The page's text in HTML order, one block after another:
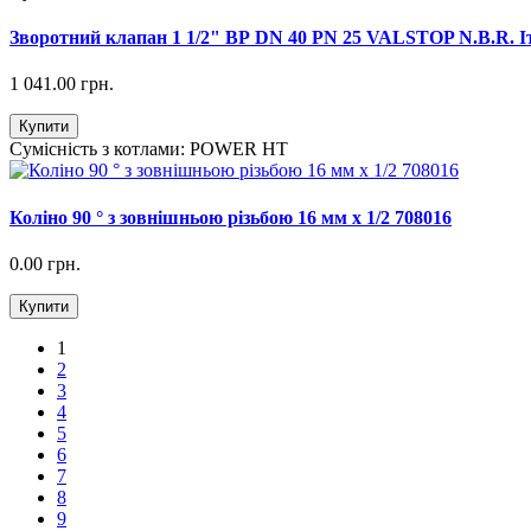
Зворотний клапан 1 1/2" ВР DN 40 PN 25 VALSTOP N.B.R.
1 041.00 грн.
Купити
Сумісність з котлами: POWER HT
Коліно 90 ° з зовнішньою різьбою 16 мм х 1/2 708016
0.00 грн.
Купити
1
2
3
4
5
6
7
8
9